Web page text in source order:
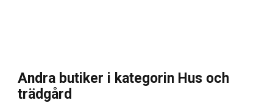
Andra butiker i kategorin Hus och
trädgård